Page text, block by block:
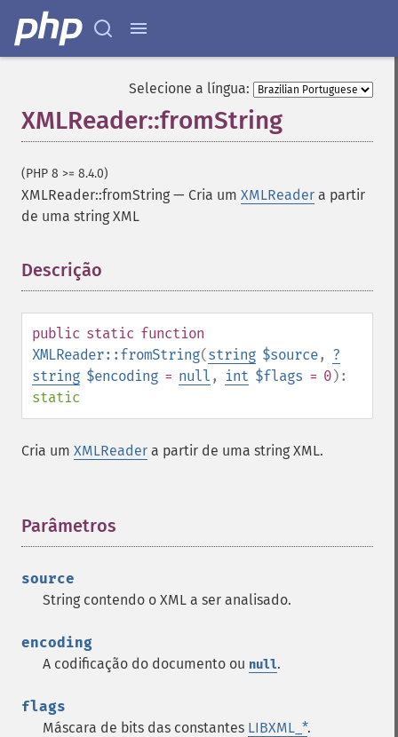
Selecione a língua:
XMLReader::fromString
(PHP 8 >= 8.4.0)
XMLReader::fromString — Cria um XMLReader a partir
de uma string XML
Descrição
public static function
XMLReader::fromString(string $source, ?
string $encoding = null , int $flags = 0):
static
Cria um XMLReader a partir de uma string XML.
Parâmetros
source
String contendo o XML a ser analisado.
encoding
A codificação do documento ou null.
flags
Máscara de bits das constantes LIBXML_*.